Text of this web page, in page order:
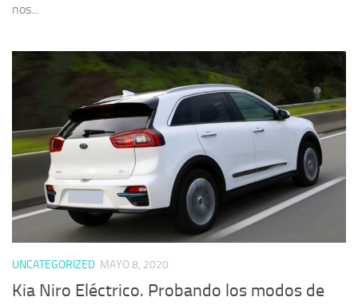
nos...
UNCATEGORIZED MAYO 8, 2020
Kia Niro Eléctrico. Probando los modos de